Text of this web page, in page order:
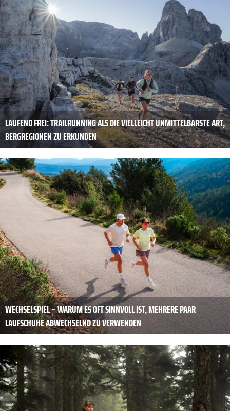
LAUFEND FREI: TRAILRUNNING ALS DIE VIELLEICHT UNMITTELBARSTE ART,
BERGREGIONEN ZU ERKUNDEN
WECHSELSPIEL – WARUM ES OFT SINNVOLL IST, MEHRERE PAAR
LAUFSCHUHE ABWECHSELND ZU VERWENDEN